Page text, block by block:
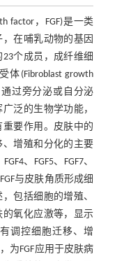
factor，FGF)是一类
在哺乳动物的基因
个成员，成纤维细
(Fibroblast growth
通过旁分泌或自分泌
泛的生物学功能，
要作用。皮肤中的
增殖和分化的主要
、FGF5、FGF7、
FGF与皮肤角质形成细
包括细胞的增殖、
氧化应激等，显示
调控细胞迁移、增
为FGF应用于皮肤病